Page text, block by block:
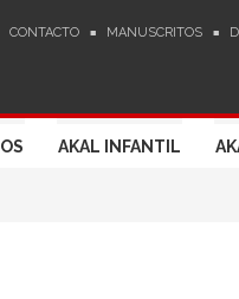
CONTACTO MANUSCRITOS
AKAL INFANTIL